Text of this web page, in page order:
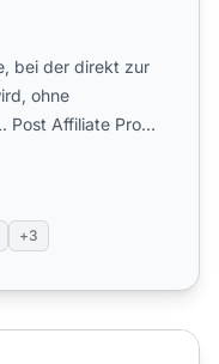
bei der direkt zur
ohne
Post Affiliate Pro
+3
Leitfaden für